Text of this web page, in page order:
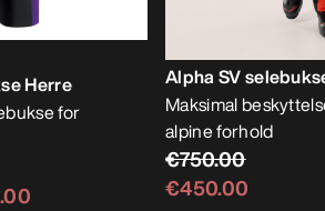
Herre
for
Alpha SV
Maksimal
alpine forhold
€750.00
€450.00